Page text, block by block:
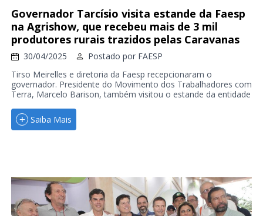
Governador Tarcísio visita estande da Faesp
na Agrishow, que recebeu mais de 3 mil
produtores rurais trazidos pelas Caravanas
30/04/2025 Postado por FAESP
Tirso Meirelles e diretoria da Faesp recepcionaram o
governador. Presidente do Movimento dos Trabalhadores com
Terra, Marcelo Barison, também visitou o estande da entidade
Saiba Mais